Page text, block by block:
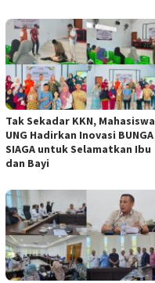
Tak Sekadar KKN, Mahasiswa
UNG Hadirkan Inovasi BUNGA
SIAGA untuk Selamatkan Ibu
dan Bayi